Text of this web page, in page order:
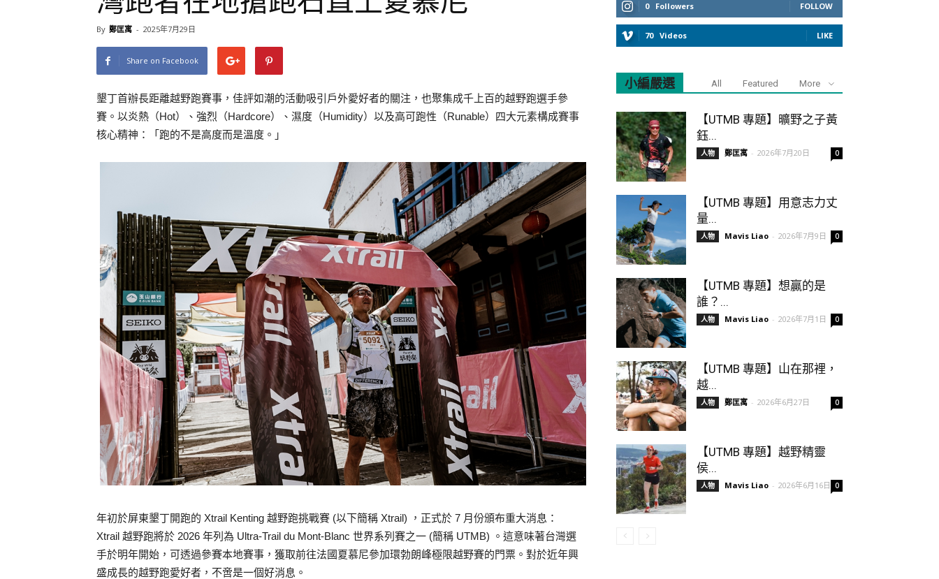
By 鄭匡寓 - 2025年7月29日
Share on Facebook
墾丁首辦長距離越野跑賽事，佳評如潮的活動吸引戶外愛好者的關注，也聚集成千上百的越野跑選手參
賽。以炎熱（Hot）、強烈（Hardcore）、濕度（Humidity）以及高可跑性（Runable）四大元素構成賽事
核心精神：「跑的不是高度而是溫度。」
年初於屏東墾丁開跑的 Xtrail Kenting 越野跑挑戰賽 (以下簡稱 Xtrail) ，正式於 7 月份頒布重大消息：
Xtrail 越野跑將於 2026 年列為 Ultra-Trail du Mont-Blanc 世界系列賽之一 (簡稱 UTMB) 。這意味著台灣選
手於明年開始，可透過參賽本地賽事，獲取前往法國夏慕尼參加環勃朗峰極限越野賽的門票。對於近年興
盛成長的越野跑愛好者，不啻是一個好消息。
0 Followers FOLLOW
70 Videos LIKE
小編嚴選 All Featured More
【UTMB 專題】曠野之子黃
鈺...
人物 鄭匡寓 - 2026年7月20日 0
【UTMB 專題】用意志力丈
量...
人物 Mavis Liao - 2026年7月9日 0
【UTMB 專題】想贏的是
誰？...
人物 Mavis Liao - 2026年7月1日 0
【UTMB 專題】山在那裡，
越...
人物 鄭匡寓 - 2026年6月27日 0
【UTMB 專題】越野精靈
侯...
人物 Mavis Liao - 2026年6月16日 0